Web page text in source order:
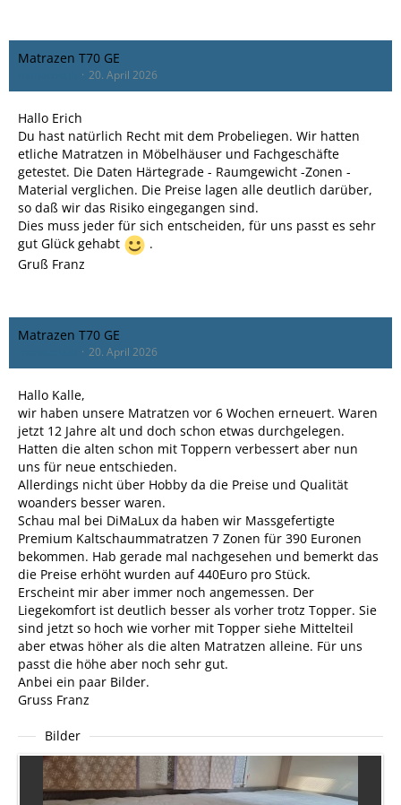
Matrazen T70 GE
20. April 2026
Hallo Erich
Du hast natürlich Recht mit dem Probeliegen. Wir hatten
etliche Matratzen in Möbelhäuser und Fachgeschäfte
getestet. Die Daten Härtegrade - Raumgewicht -Zonen -
Material verglichen. Die Preise lagen alle deutlich darüber,
so daß wir das Risiko eingegangen sind.
Dies muss jeder für sich entscheiden, für uns passt es sehr
gut Glück gehabt
.
Gruß Franz
Matrazen T70 GE
20. April 2026
Hallo Kalle,
wir haben unsere Matratzen vor 6 Wochen erneuert. Waren
jetzt 12 Jahre alt und doch schon etwas durchgelegen.
Hatten die alten schon mit Toppern verbessert aber nun
uns für neue entschieden.
Allerdings nicht über Hobby da die Preise und Qualität
woanders besser waren.
Schau mal bei DiMaLux da haben wir Massgefertigte
Premium Kaltschaummatratzen 7 Zonen für 390 Euronen
bekommen. Hab gerade mal nachgesehen und bemerkt das
die Preise erhöht wurden auf 440Euro pro Stück.
Erscheint mir aber immer noch angemessen. Der
Liegekomfort ist deutlich besser als vorher trotz Topper. Sie
sind jetzt so hoch wie vorher mit Topper siehe Mittelteil
aber etwas höher als die alten Matratzen alleine. Für uns
passt die höhe aber noch sehr gut.
Anbei ein paar Bilder.
Gruss Franz
Bilder